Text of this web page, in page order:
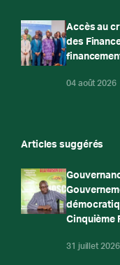
Accès au
des
04 août 2026
Articles suggérés
Cinquième
31 juillet 2026